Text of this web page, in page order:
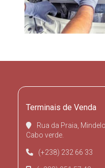
Terminais de Venda
Rua da Praia,
Cabo verde.
(+238) 232 66 33